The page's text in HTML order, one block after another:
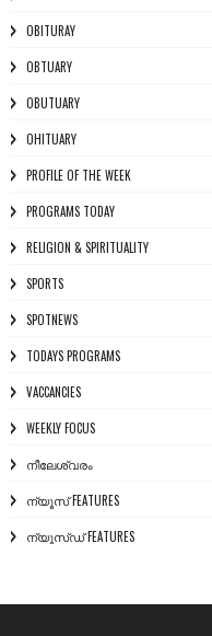
OBITURAY
OBTUARY
OBUTUARY
OHITUARY
PROFILE OF THE WEEK
PROGRAMS TODAY
RELIGION & SPIRITUALITY
SPORTS
SPOTNEWS
TODAYS PROGRAMS
VACCANCIES
WEEKLY FOCUS
നീലേശ്വരം
ന്യൂസ് FEATURES
ന്യൂസ്ഡ് FEATURES